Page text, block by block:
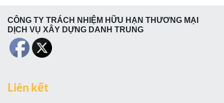
CÔNG TY TRÁCH NHIỆM HỮU HẠN THƯƠNG MẠI
DỊCH VỤ XÂY DỰNG DANH TRUNG
Liên kết